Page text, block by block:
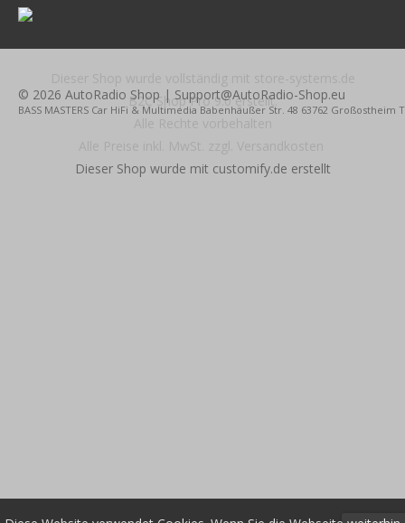
© 2026 AutoRadio Shop | Support@AutoRadio-Shop.eu
BASS MASTERS Car HiFi & Multimedia Babenhäußer Str. 48 63762 Großostheim
B2C Shop Pro 9.0 erstellt.
Dieser Shop wurde mit customify.de erstellt